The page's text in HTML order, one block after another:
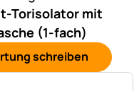
Torisolator mit
(1-fach)
schreiben